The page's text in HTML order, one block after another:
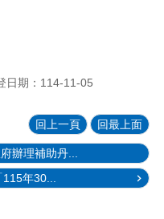
日期：114-11-05
回上一頁 回最上面
辦理補助丹...
115年30...